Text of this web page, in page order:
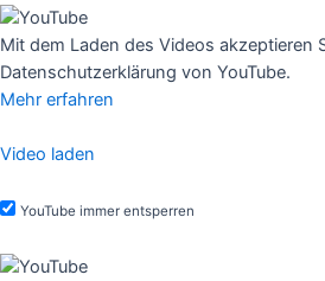
Mit dem Laden des Videos akzeptieren
Datenschutzerklärung von YouTube.
Mehr erfahren
Video laden
YouTube immer entsperren